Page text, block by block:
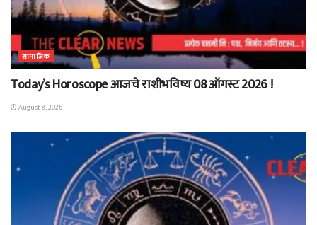
सामाजिक
Today’s Horoscope आजचे राशीभविष्य 08 ऑगस्ट 2026 !
August 8, 2026